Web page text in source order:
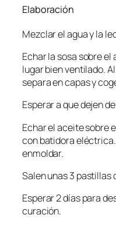
Elaboración
Mezclar el agua y la
Echar la sosa sobre
lugar bien ventilado.
separa en capas y
Esperar a que dejen
Echar el aceite sobre
con batidora
enmoldar.
Salen unas 3 pastillas
Esperar 2 días para
curación.